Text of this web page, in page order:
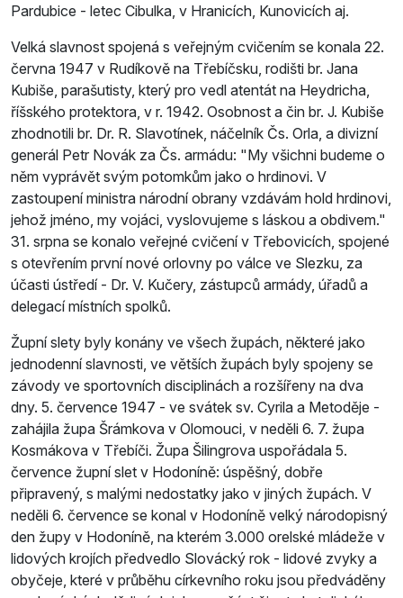
Pardubice - letec Cibulka, v Hranicích, Kunovicích aj.
Velká slavnost spojená s veřejným cvičením se konala 22.
června 1947 v Rudíkově na Třebíčsku, rodišti br. Jana
Kubiše, parašutisty, který pro­ vedl atentát na Heydricha,
říšského protektora, v r. 1942. Osobnost a čin br. J. Kubiše
zhodnotili br. Dr. R. Slavotínek, náčelník Čs. Orla, a divizní
generál Petr Novák za Čs. armádu:
My všichni budeme o
něm vyprávět svým potomkům jako o hrdinovi. V
zastoupení ministra národní obrany vzdávám hold hrdinovi,
jehož jméno, my vojáci, vyslovujeme s láskou a obdivem.
31. srpna se konalo veřejné cvičení v Třebovicích, spojené
s otevřením první nové orlovny po válce ve Slezku, za
účasti ústředí - Dr. V. Kučery, zástupců armády, úřadů a
delegací místních spolků.
Župní slety byly konány ve všech župách, některé jako
jednodenní slavnosti, ve větších župách byly spojeny se
závody ve sportovních disciplinách a rozšířeny na dva
dny. 5. července 1947 - ve svátek sv. Cyrila a Metoděje -
zahájila župa Šrámkova v Olomouci, v neděli 6. 7. župa
Kosmákova v Třebíči. Župa Šilingrova uspořádala 5.
července župní slet v Hodoníně: úspěšný, dobře
připravený, s malými nedostatky jako v jiných župách. V
neděli 6. července se konal v Hodoníně velký národopisný
den župy v Hodoníně, na kterém 3.000 orelské mládeže v
lidových krojích předvedlo Slovácký rok - lidové zvyky a
obyčeje, které v průběhu církevního roku jsou předváděny